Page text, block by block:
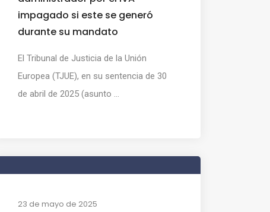
impagado si este se generó
durante su mandato
El Tribunal de Justicia de la Unión
Europea (TJUE), en su sentencia de 30
de abril de 2025 (asunto ...
23 de mayo de 2025